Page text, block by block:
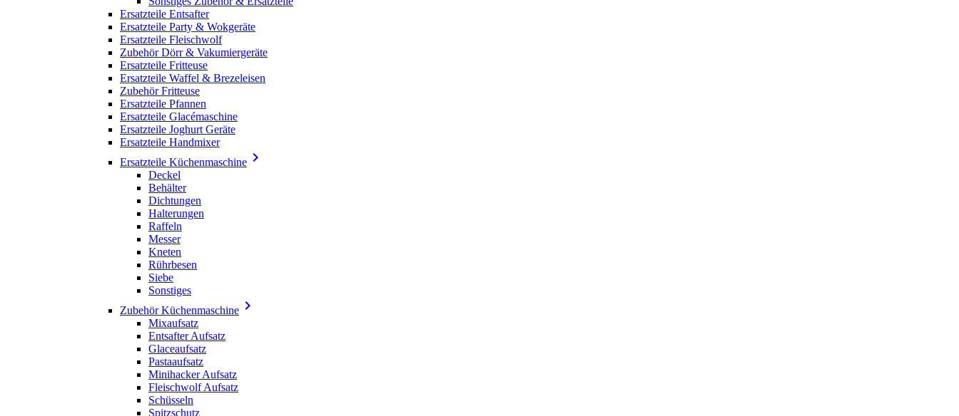
Ersatzteile Entsafter
Ersatzteile Party & Wokgeräte
Ersatzteile Fleischwolf
Zubehör Dörr & Vakumiergeräte
Ersatzteile Fritteuse
Ersatzteile Waffel & Brezeleisen
Zubehör Fritteuse
Ersatzteile Pfannen
Ersatzteile Glacémaschine
Ersatzteile Joghurt Geräte
Ersatzteile Handmixer
Ersatzteile Küchenmaschine 
Deckel
Behälter
Dichtungen
Halterungen
Raffeln
Messer
Kneten
Rührbesen
Siebe
Sonstiges
Zubehör Küchenmaschine 
Mixaufsatz
Entsafter Aufsatz
Glaceaufsatz
Pastaaufsatz
Minihacker Aufsatz
Fleischwolf Aufsatz
Schüsseln
Spitzschutz